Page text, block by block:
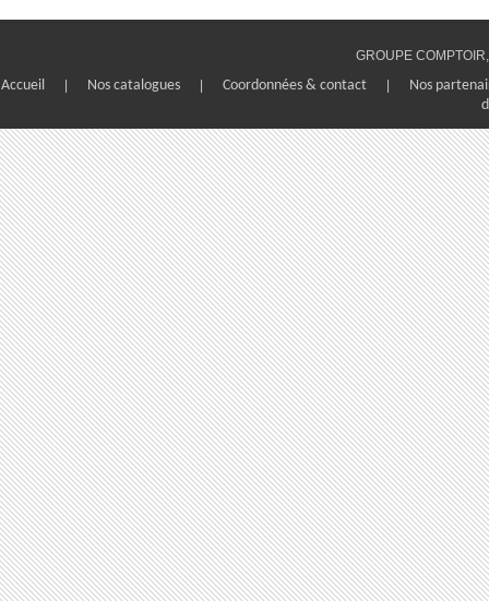
GROUPE
Accueil Nos catalogues Coordonnées & contact
Nos